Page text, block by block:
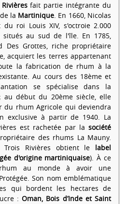
fait partie intégrante du
la Martinique. En 1660, Nicolas
du roi Louis XIV, s'octroie 2.000
situés au sud de l'île. En 1785,
Des Grottes, riche propriétaire
acquiert les terres appartenant
la fabrication de rhum à la
Au cours des 18ème et
se spécialise dans la
au début du 20ème siècle, elle
du rhum Agricole qui deviendra
exclusive à partir de 1940. La
est rachetée par la société
des rhums La Mauny.
Rivières obtient le label
d'origine martiniquaise). À ce
au monde à avoir une
Son nom emblématique
qui bordent les hectares de
:Oman, Bois d’Inde et Saint